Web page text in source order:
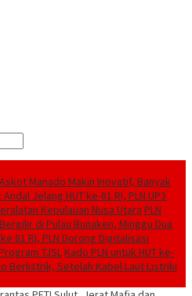
Manado Makin Inovatif, Banyak
Jelang HUT ke-81 RI, PLN UP3
Kepulauan Nusa Utara PLN
di Pulau Bunaken, Minggu Dua
81 RI, PLN Dorong Digitalisasi
TJSLKado PLN untuk HUT ke-
Berlistrik, Setelah Kabel Laut Listriki